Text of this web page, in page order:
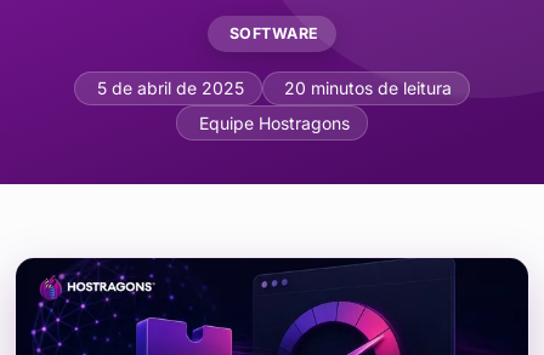
SOFTWARE
Web Assembly (WASM) e
5 de abril de 2025
20 minutos de leitura
Equipe Hostragons